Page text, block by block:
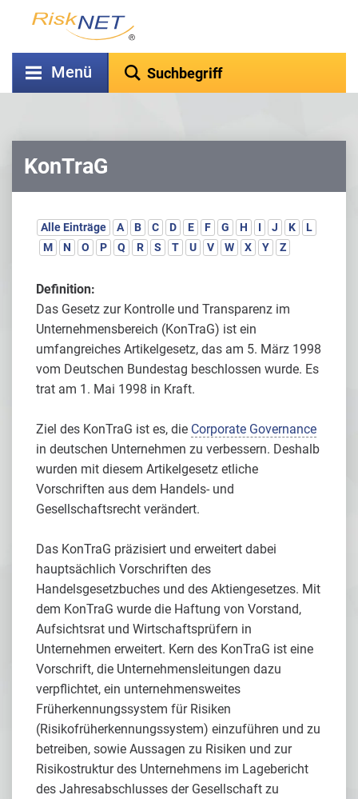
Menü
KonTraG
Alle Einträge A B C D E F G H I J K
L
M
N O P Q R S T U V W X Y Z
Definition:
Das Gesetz zur Kontrolle und Transparenz im
Unternehmensbereich (KonTraG) ist ein
umfangreiches Artikelgesetz, das am 5. März 1998
vom Deutschen Bundestag beschlossen wurde. Es
trat am 1. Mai 1998 in Kraft.
Ziel des KonTraG ist es, die Corporate Governance
in deutschen Unternehmen zu verbessern. Deshalb
wurden mit diesem Artikelgesetz etliche
Vorschriften aus dem Handels- und
Gesellschaftsrecht verändert.
Das KonTraG präzisiert und erweitert dabei
hauptsächlich Vorschriften des
Handelsgesetzbuches und des Aktiengesetzes. Mit
dem KonTraG wurde die Haftung von Vorstand,
Aufsichtsrat und Wirtschaftsprüfern in
Unternehmen erweitert. Kern des KonTraG ist eine
Vorschrift, die Unternehmensleitungen dazu
verpflichtet, ein unternehmensweites
Früherkennungssystem für Risiken
(Risikofrüherkennungssystem) einzuführen und zu
betreiben, sowie Aussagen zu Risiken und zur
Risikostruktur des Unternehmens im Lagebericht
des Jahresabschlusses der Gesellschaft zu